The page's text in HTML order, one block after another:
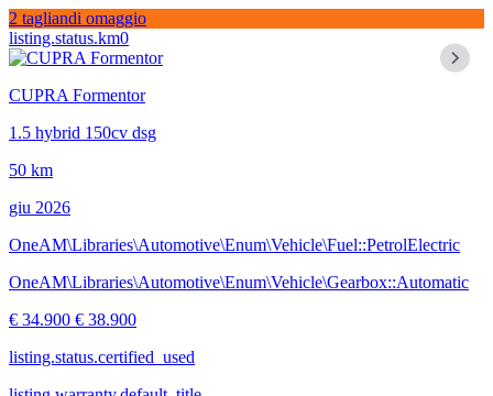
2 tagliandi omaggio
listing.status.km0
CUPRA Formentor
1.5 hybrid 150cv dsg
50 km
giu 2026
OneAM\Libraries\Automotive\Enum\Vehicle\Fuel::PetrolElectric
OneAM\Libraries\Automotive\Enum\Vehicle\Gearbox::Automatic
€ 34.900 € 38.900
listing.status.certified_used